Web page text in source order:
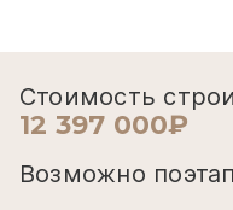
Стоимость
12 397 000₽
Возможно